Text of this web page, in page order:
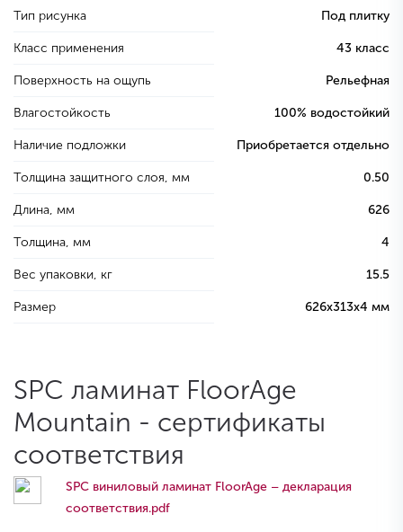
Тип рисунка Под плитку
Класс применения 43 класс
Поверхность на ощупь Рельефная
Влагостойкость 100% водостойкий
Наличие подложки Приобретается отдельно
Толщина защитного слоя, мм 0.50
Длина, мм 626
Толщина, мм 4
Вес упаковки, кг 15.5
Размер 626х313х4 мм
SPC ламинат FloorAge
Mountain - сертификаты
соответствия
SPC виниловый ламинат FloorAge – декларация
соответствия.pdf